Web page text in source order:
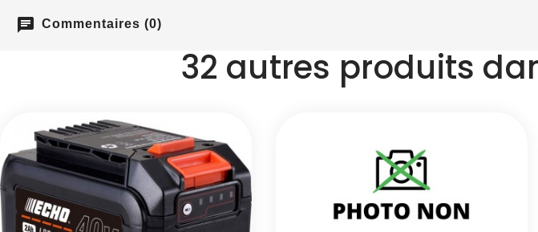
chat Commentaires (0)
32 autres produits